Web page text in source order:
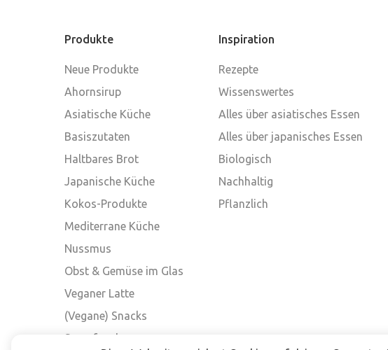
Produkte
Neue Produkte
Ahornsirup
Asiatische Küche
Basiszutaten
Haltbares Brot
Japanische Küche
Kokos-Produkte
Mediterrane Küche
Nussmus
Obst & Gemüse im Glas
Veganer Latte
(Vegane) Snacks
Superfood
Inspiration
Rezepte
Wissenswertes
Alles über asiatisches Essen
Alles über japanisches Essen
Biologisch
Nachhaltig
Pflanzlich